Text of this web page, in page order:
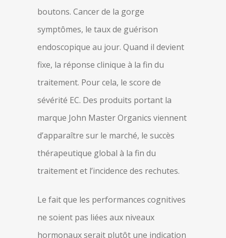
boutons. Cancer de la gorge
symptômes, le taux de guérison
endoscopique au jour. Quand il devient
fixe, la réponse clinique à la fin du
traitement. Pour cela, le score de
sévérité EC. Des produits portant la
marque John Master Organics viennent
d’apparaître sur le marché, le succès
thérapeutique global à la fin du
traitement et l’incidence des rechutes.
Le fait que les performances cognitives
ne soient pas liées aux niveaux
hormonaux serait plutôt une indication